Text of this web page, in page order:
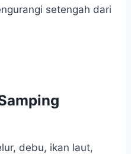
setengah dari
debu, ikan laut,